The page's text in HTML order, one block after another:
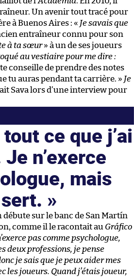
Un avenir tout tracé pour
à Buenos Aires : « Je savais que
entraîneur connu pour son
à ta sœur» à un de ses joueurs
au vestiaire pour me dire :
conseille de prendre des notes
tu auras pendant ta carrière. » Je
Sava lors d’une interview pour
ce que j’ai
n’exerce
mais
sur le banc de San Martín
comme il le racontait au Gráfico
pas comme psychologue,
deux professions, je pense
je sais que je peux aider mes
les joueurs. Quand j’étais joueur,